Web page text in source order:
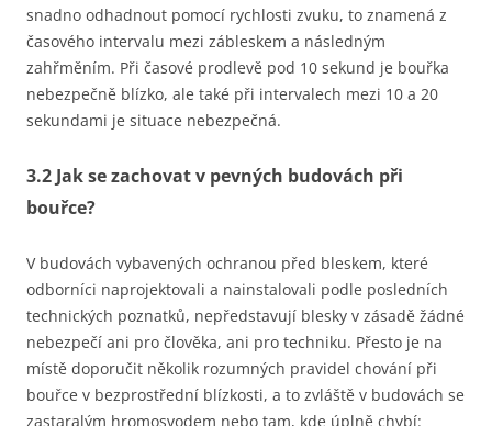
snadno odhadnout pomocí rychlosti zvuku, to znamená z
časového intervalu mezi zábleskem a následným
zahřměním. Při časové prodlevě pod 10 sekund je bouřka
nebezpečně blízko, ale také při intervalech mezi 10 a 20
sekundami je situace nebezpečná.
3.2 Jak se zachovat v pevných budovách při
bouřce?
V budovách vybavených ochranou před bleskem, které
odborníci naprojektovali a nainstalovali podle posledních
technických poznatků, nepředstavují blesky v zásadě žádné
nebezpečí ani pro člověka, ani pro techniku. Přesto je na
místě doporučit několik rozumných pravidel chování při
bouřce v bezprostřední blízkosti, a to zvláště v budovách se
zastaralým hromosvodem nebo tam, kde úplně chybí: